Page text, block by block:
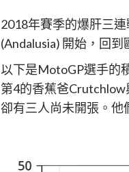
2018年賽季的爆肝三
(Andalusia) 開始，回到
以下是MotoGP選手的
第4的香蕉爸
卻有三人尚未開張。他